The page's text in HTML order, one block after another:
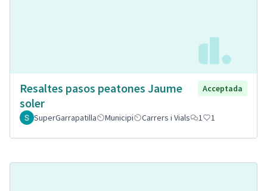
Resaltes pasos peatones Jaume
soler
Acceptada
SuperGarrapatilla Municipi Carrers i Vials 1 1